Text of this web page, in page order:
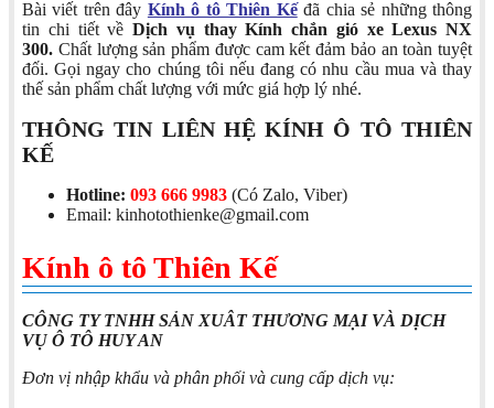
Bài viết trên đây Kính ô tô Thiên Kếđã chia sẻ những thông
tin chi tiết về Dịch vụ thay Kính chắn gió xe Lexus NX
300. Chất lượng sản phẩm được cam kết đảm bảo an toàn tuyệt
đối. Gọi ngay cho chúng tôi nếu đang có nhu cầu mua và thay
thế sản phẩm chất lượng với mức giá hợp lý nhé.
THÔNG TIN LIÊN HỆ KÍNH Ô TÔ THIÊN
KẾ
Hotline: 093 666 9983 (Có Zalo, Viber)
Email: kinhotothienke@gmail.com
Kính ô tô Thiên Kế
CÔNG TY TNHH SẢN XUÂT THƯƠNG MẠI VÀ DỊCH
VỤ Ô TÔ HUY AN
Đơn vị nhập khẩu và phân phối và cung cấp dịch vụ: